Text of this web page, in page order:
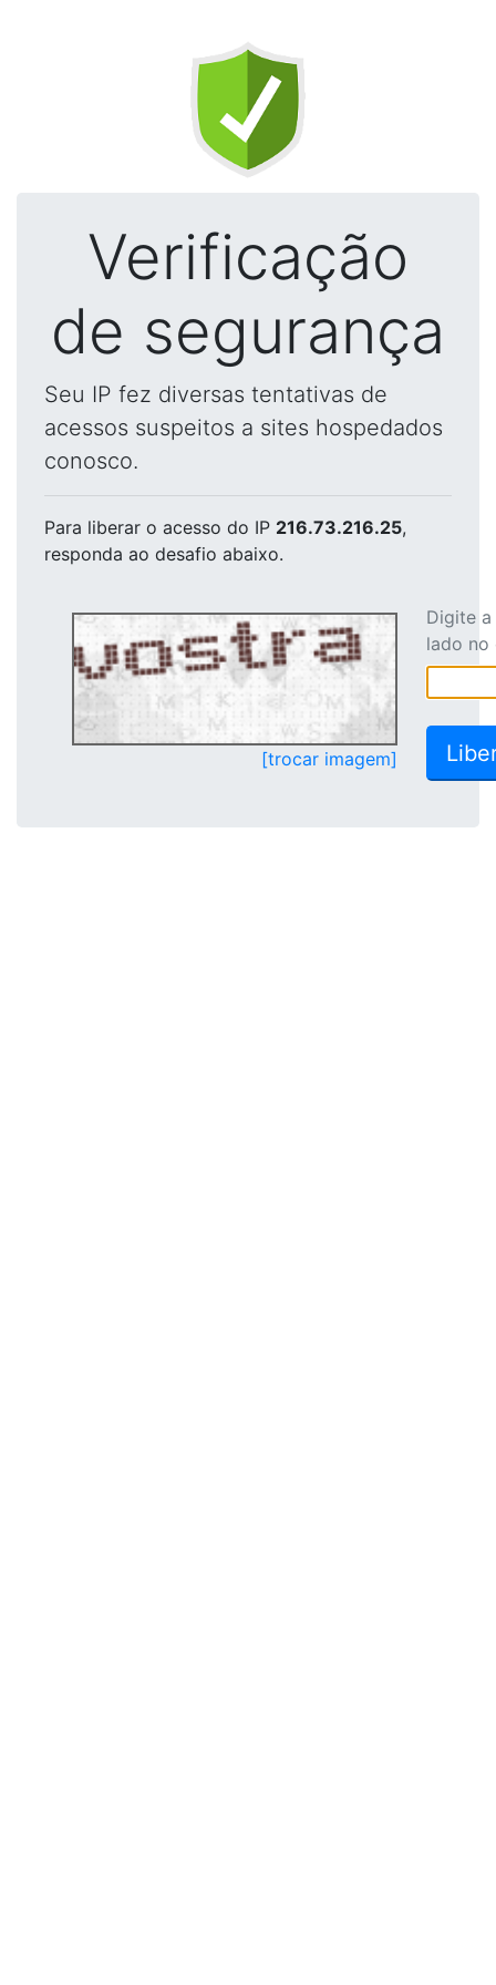
Verificação
de segurança
Seu IP fez diversas tentativas de
acessos suspeitos a sites hospedados
conosco.
Para liberar o acesso do IP 216.73.216.25,
responda ao desafio abaixo.
[trocar imagem]
Digite
lado no